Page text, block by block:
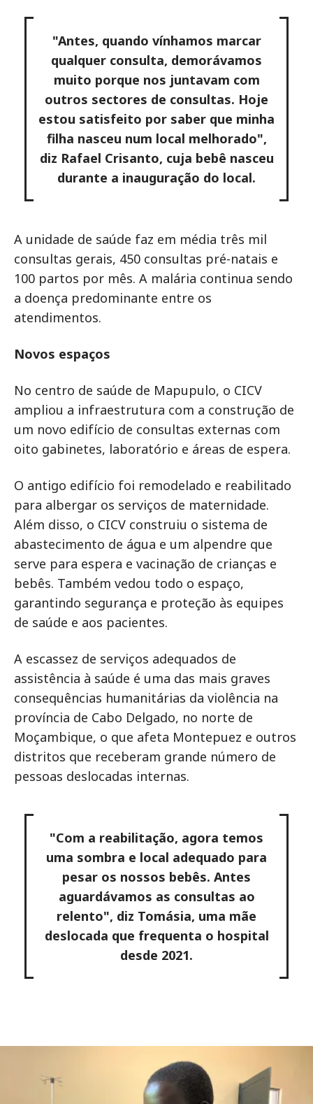
"Antes, quando vínhamos marcar
qualquer consulta, demorávamos
muito porque nos juntavam com
outros sectores de consultas. Hoje
estou satisfeito por saber que minha
filha nasceu num local melhorado",
diz Rafael Crisanto, cuja bebê nasceu
durante a inauguração do local.
A unidade de saúde faz em média três mil
consultas gerais, 450 consultas pré-natais e
100 partos por mês. A malária continua sendo
a doença predominante entre os
atendimentos.
Novos espaços
No centro de saúde de Mapupulo, o CICV
ampliou a infraestrutura com a construção de
um novo edifício de consultas externas com
oito gabinetes, laboratório e áreas de espera.
O antigo edifício foi remodelado e reabilitado
para albergar os serviços de maternidade.
Além disso, o CICV construiu o sistema de
abastecimento de água e um alpendre que
serve para espera e vacinação de crianças e
bebês. Também vedou todo o espaço,
garantindo segurança e proteção às equipes
de saúde e aos pacientes.
A escassez de serviços adequados de
assistência à saúde é uma das mais graves
consequências humanitárias da violência na
província de Cabo Delgado, no norte de
Moçambique, o que afeta Montepuez e outros
distritos que receberam grande número de
pessoas deslocadas internas.
"Com a reabilitação, agora temos
uma sombra e local adequado para
pesar os nossos bebês. Antes
aguardávamos as consultas ao
relento", diz Tomásia, uma mãe
deslocada que frequenta o hospital
desde 2021.